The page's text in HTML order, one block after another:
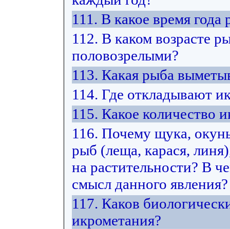
111. В какое время
112. В каком возрасте
половозрелыми?
113. Какая рыба
114. Где откладывают
115. Какое
116. Почему щука,
рыб (леща, карася,
на растительности? В
смысл данного явления?
117. Каков
икрометания?